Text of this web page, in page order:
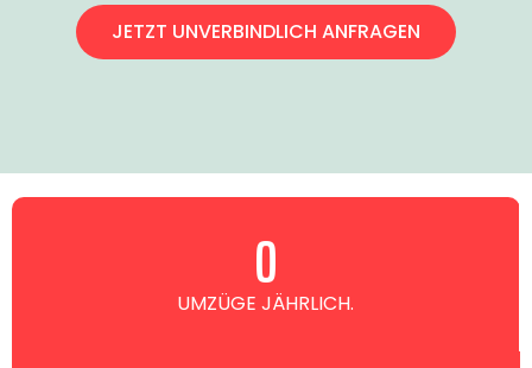
JETZT UNVERBINDLICH ANFRAGEN
UMZÜGE JÄHRLICH.
0